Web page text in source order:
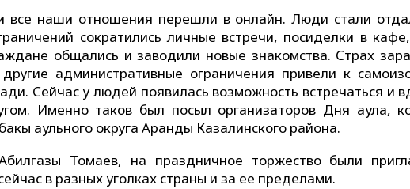
все наши отношения перешли в онлайн. Люди стали
сократились личные встречи, посиделки в
общались и заводили новые знакомства. Страх
административные ограничения привели к
Сейчас у людей появилась возможность встречаться и
Именно таков был посыл организаторов Дня аула,
аульного округа Аранды Казалинского района.
Томаев, на праздничное торжество были
в разных уголках страны и за ее пределами.